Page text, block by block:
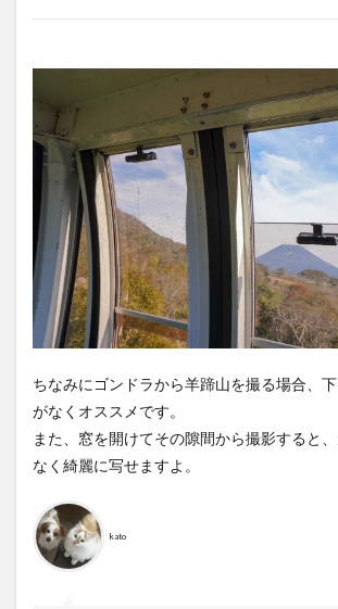
ちなみにゴンドラから羊蹄山を撮る場合、
がなくオススメです。
また、窓を開けてその隙間から撮影すると
なく綺麗に写せますよ。
kato